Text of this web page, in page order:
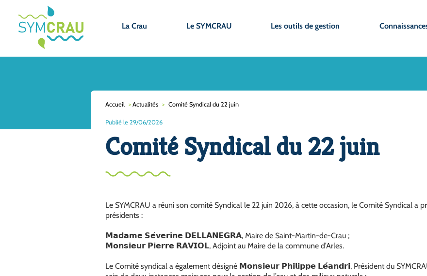
La Crau Le SYMCRAU Les outils de gestion
Accueil > Actualités > Comité Syndical du 22 juin
Publié le 29/06/2026
Comité Syndical du 22 juin
Le SYMCRAU a réuni son comité Syndical le 22 juin 2026, à cette occasion, le Comité Syndical a
présidents :
𝗠𝗮𝗱𝗮𝗺𝗲 𝗦𝗲́𝘃𝗲𝗿𝗶𝗻𝗲 𝗗𝗘𝗟𝗟𝗔𝗡𝗘𝗚𝗥𝗔, Maire de Saint-Martin-de-Crau ;
𝗠𝗼𝗻𝘀𝗶𝗲𝘂𝗿 𝗣𝗶𝗲𝗿𝗿𝗲 𝗥𝗔𝗩𝗜𝗢𝗟, Adjoint au Maire de la commune d’Arles.
Le Comité syndical a également désigné 𝗠𝗼𝗻𝘀𝗶𝗲𝘂𝗿 𝗣𝗵𝗶𝗹𝗶𝗽𝗽𝗲 𝗟𝗲́𝗮𝗻𝗱𝗿𝗶, Président du